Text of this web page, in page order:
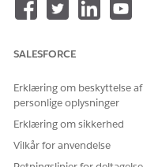
skabeloner til at
lignende applikationer
Anmodning om
SALESFORCE
Erklæring om beskyttelse af
personlige oplysninger
Erklæring om sikkerhed
Vilkår for anvendelse